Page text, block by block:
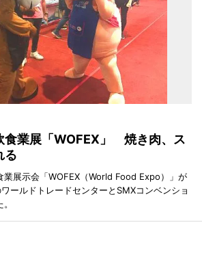
食業展「WOFEX」 焼き肉、ス
る
業展示会「WOFEX（World Food Expo）」が
ールドトレードセンターとSMXコンベンショ